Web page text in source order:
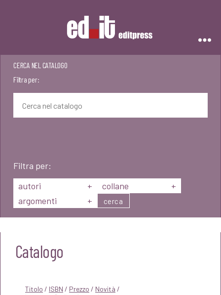
CERCA NEL CATALOGO
Filtra per:
Filtra per:
autori
+ collane
+
argomenti
+ cerca
Catalogo
Titolo / ISBN / Prezzo / Novità /